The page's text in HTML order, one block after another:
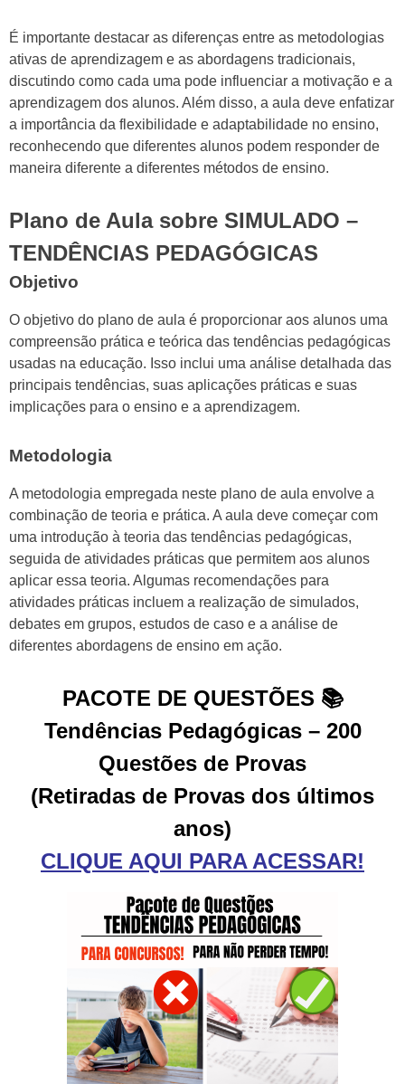
É importante destacar as diferenças entre as metodologias
ativas de aprendizagem e as abordagens tradicionais,
discutindo como cada uma pode influenciar a motivação e a
aprendizagem dos alunos. Além disso, a aula deve enfatizar
a importância da flexibilidade e adaptabilidade no ensino,
reconhecendo que diferentes alunos podem responder de
maneira diferente a diferentes métodos de ensino.
Plano de Aula sobre SIMULADO –
TENDÊNCIAS PEDAGÓGICAS
Objetivo
O objetivo do plano de aula é proporcionar aos alunos uma
compreensão prática e teórica das tendências pedagógicas
usadas na educação. Isso inclui uma análise detalhada das
principais tendências, suas aplicações práticas e suas
implicações para o ensino e a aprendizagem.
Metodologia
A metodologia empregada neste plano de aula envolve a
combinação de teoria e prática. A aula deve começar com
uma introdução à teoria das tendências pedagógicas,
seguida de atividades práticas que permitem aos alunos
aplicar essa teoria. Algumas recomendações para
atividades práticas incluem a realização de simulados,
debates em grupos, estudos de caso e a análise de
diferentes abordagens de ensino em ação.
PACOTE DE QUESTÕES 📚
Tendências Pedagógicas – 200
Questões de Provas
(Retiradas de Provas dos últimos
anos)
CLIQUE AQUI PARA ACESSAR!